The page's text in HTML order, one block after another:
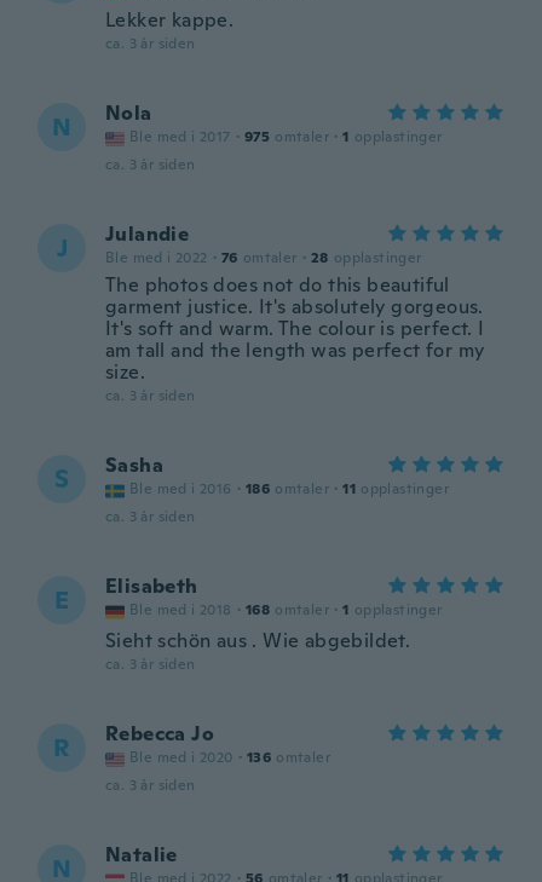
Lekker kappe.
ca. 3 år siden
N Nola
Ble med i 2017 · 975 omtaler · 1 opplastinger
ca. 3 år siden
J Julandie
Ble med i 2022 · 76 omtaler · 28 opplastinger
The photos does not do this beautiful
garment justice. It's absolutely gorgeous.
It's soft and warm. The colour is perfect. I
am tall and the length was perfect for my
size.
ca. 3 år siden
S Sasha
Ble med i 2016 · 186 omtaler · 11 opplastinger
ca. 3 år siden
E Elisabeth
Ble med i 2018 · 168 omtaler · 1 opplastinger
Sieht schön aus . Wie abgebildet.
ca. 3 år siden
R Rebecca Jo
Ble med i 2020 · 136 omtaler
ca. 3 år siden
N Natalie